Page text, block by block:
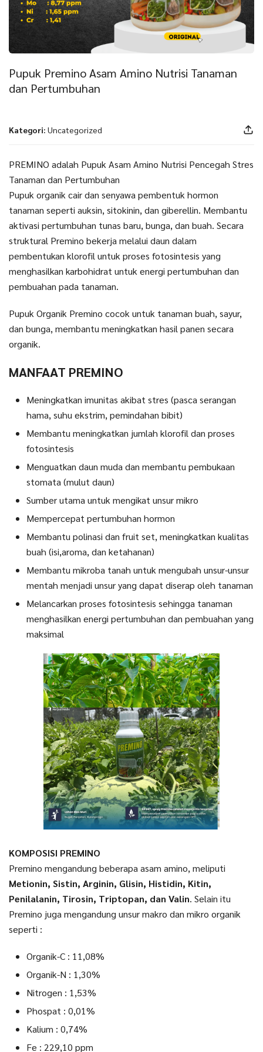
Pupuk Premino Asam Amino Nutrisi Tanaman
dan Pertumbuhan
Kategori: Uncategorized
PREMINO adalah Pupuk Asam Amino Nutrisi Pencegah Stres
Tanaman dan Pertumbuhan
Pupuk organik cair dan senyawa pembentuk hormon
tanaman seperti auksin, sitokinin, dan giberellin. Membantu
aktivasi pertumbuhan tunas baru, bunga, dan buah. Secara
struktural Premino bekerja melalui daun dalam
pembentukan klorofil untuk proses fotosintesis yang
menghasilkan karbohidrat untuk energi pertumbuhan dan
pembuahan pada tanaman.
Pupuk Organik Premino cocok untuk tanaman buah, sayur,
dan bunga, membantu meningkatkan hasil panen secara
organik.
MANFAAT PREMINO
Meningkatkan imunitas akibat stres (pasca serangan
hama, suhu ekstrim, pemindahan bibit)
Membantu meningkatkan jumlah klorofil dan proses
fotosintesis
Menguatkan daun muda dan membantu pembukaan
stomata (mulut daun)
Sumber utama untuk mengikat unsur mikro
Mempercepat pertumbuhan hormon
Membantu polinasi dan fruit set, meningkatkan kualitas
buah (isi,aroma, dan ketahanan)
Membantu mikroba tanah untuk mengubah unsur-unsur
mentah menjadi unsur yang dapat diserap oleh tanaman
Melancarkan proses fotosintesis sehingga tanaman
menghasilkan energi pertumbuhan dan pembuahan yang
maksimal
KOMPOSISI PREMINO
Premino mengandung beberapa asam amino, meliputi
Metionin, Sistin, Arginin, Glisin, Histidin, Kitin,
Penilalanin, Tirosin, Triptopan, dan Valin. Selain itu
Premino juga mengandung unsur makro dan mikro organik
seperti :
Organik-C : 11,08%
Organik-N : 1,30%
Nitrogen : 1,53%
Phospat : 0,01%
Kalium : 0,74%
Fe : 229,10 ppm